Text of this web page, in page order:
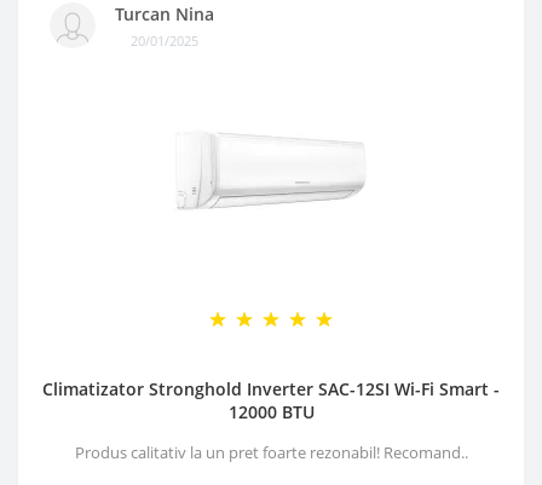
Turcan Nina
20/01/2025
Climatizator Stronghold Inverter SAC-12SI Wi-Fi Smart -
12000 BTU
Produs calitativ la un pret foarte rezonabil! Recomand..